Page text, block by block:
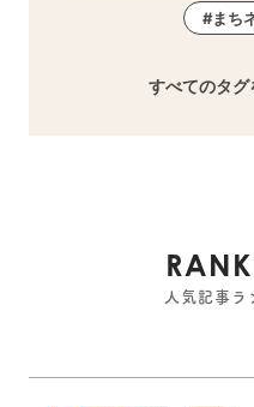
まち
すべてのタグ
人気記事ラ